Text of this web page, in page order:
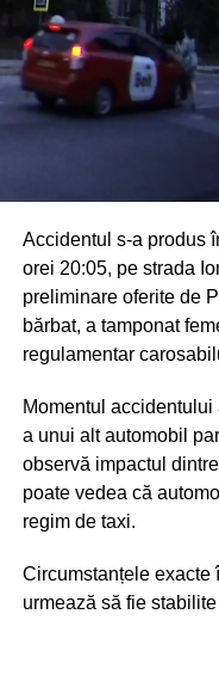
Accidentul s-a produs
orei 20:05, pe strada
preliminare oferite de
bărbat, a tamponat
regulamentar
Momentul accidentului
a unui alt automobil
observă impactul
poate vedea că
regim de taxi.
Circumstanțele exacte
urmează să fie